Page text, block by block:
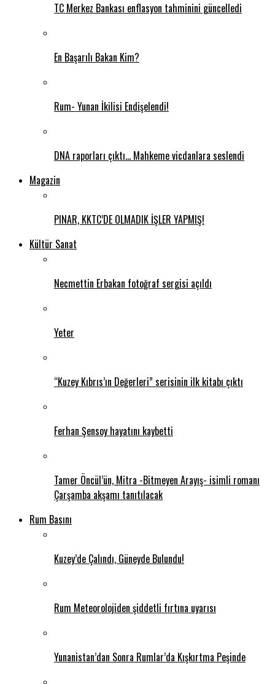
TC Merkez Bankası enflasyon tahminini güncelledi
En Başarılı Bakan Kim?
Rum- Yunan İkilisi Endişelendi!
DNA raporları çıktı… Mahkeme vicdanlara seslendi
Magazin
PINAR, KKTC’DE OLMADIK İŞLER YAPMIŞ!
Kültür Sanat
Necmettin Erbakan fotoğraf sergisi açıldı
Yeter
“Kuzey Kıbrıs’ın Değerleri” serisinin ilk kitabı çıktı
Ferhan Şensoy hayatını kaybetti
Tamer Öncül’ün, Mitra -Bitmeyen Arayış- isimli romanı
Çarşamba akşamı tanıtılacak
Rum Basını
Kuzey’de Çalındı, Güneyde Bulundu!
Rum Meteorolojiden şiddetli fırtına uyarısı
Yunanistan’dan Sonra Rumlar’da Kışkırtma Peşinde